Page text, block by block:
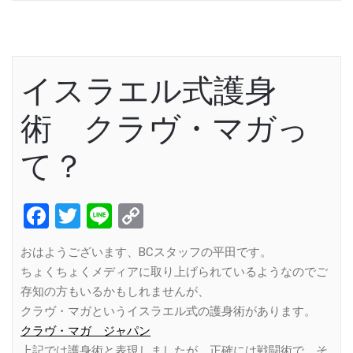
イスラエル式護身
術 クラヴ・マガっ
て？
Facebook
Twitter
Line
Link
おはようございます、BCスタッフの平田です。
ちょくちょくメディアに取り上げられているようなのでご
存知の方もいるかもしれませんが、
クラヴ・マガというイスラエル式の護身術があります。
クラヴ・マガ ジャパン